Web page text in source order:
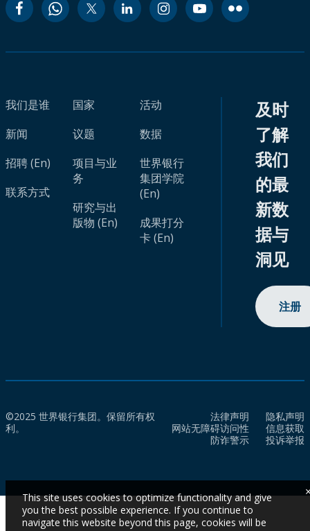
我们是谁
新闻
招聘 (En)
联系方式
国家
议题
项目与业
务
研究与出
版物 (En)
活动
数据
世界银行
集团学院
(En)
成果打分
卡 (En)
及时
了解
我们
的最
新数
据与
洞见
注册
©2025 世界银行集团。保留所有权
利。
法律声明
隐私声明
网站无障碍访问性
信息获取
防诈警示
投诉举报
This site uses cookies to optimize functionality and give
you the best possible experience. If you continue to
navigate this website beyond this page, cookies will be